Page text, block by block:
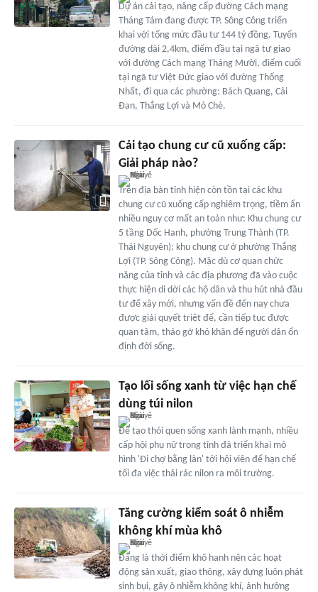
Dự án cải tạo, nâng cấp đường Cách mạng
Tháng Tám đang được TP. Sông Công triển
khai với tổng mức đầu tư 144 tỷ đồng. Tuyến
đường dài 2,4km, điểm đầu tại ngã tư giao
với đường Cách mạng Tháng Mười, điểm cuối
tại ngã tư Việt Đức giao với đường Thống
Nhất, đi qua các phường: Bách Quang, Cải
Đan, Thắng Lợi và Mỏ Chè.
Cải tạo chung cư cũ xuống cấp:
Giải pháp nào?
Trên địa bàn tỉnh hiện còn tồn tại các khu
chung cư cũ xuống cấp nghiêm trọng, tiềm ẩn
nhiều nguy cơ mất an toàn như: Khu chung cư
5 tầng Dốc Hanh, phường Trung Thành (TP.
Thái Nguyên); khu chung cư ở phường Thắng
Lợi (TP. Sông Công). Mặc dù cơ quan chức
năng của tỉnh và các địa phương đã vào cuộc
thực hiện di dời các hộ dân và thu hút nhà đầu
tư để xây mới, nhưng vấn đề đến nay chưa
được giải quyết triệt để, cần tiếp tục được
quan tâm, tháo gỡ khó khăn để người dân ổn
định đời sống.
Tạo lối sống xanh từ việc hạn chế
dùng túi nilon
Để tạo thói quen sống xanh lành mạnh, nhiều
cấp hội phụ nữ trong tỉnh đã triển khai mô
hình 'Đi chợ bằng làn' tới hội viên để hạn chế
tối đa việc thải rác nilon ra môi trường.
Tăng cường kiểm soát ô nhiễm
không khí mùa khô
Đang là thời điểm khô hanh nên các hoạt
động sản xuất, giao thông, xây dựng luôn phát
sinh bụi, gây ô nhiễm không khí, ảnh hưởng